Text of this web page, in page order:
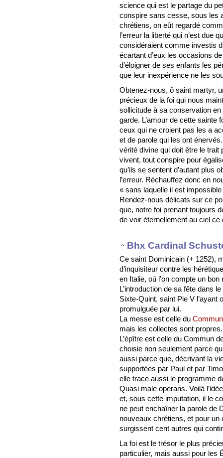
science qui est le partage du
conspire sans cesse, sous les
chrétiens, on eût regardé
l’erreur la liberté qui n’est due
considéraient comme investis
écartant d’eux les occasions
d’éloigner de ses enfants les
que leur inexpérience ne les
Obtenez-nous, ô saint martyr,
précieux de la foi qui nous
sollicitude à sa conservation
garde. L’amour de cette sainte
ceux qui ne croient pas les a
et de parole qui les ont
vérité divine qui doit être le
vivent, tout conspire pour
qu’ils se sentent d’autant plus
l’erreur. Réchauffez donc en
« sans laquelle il est impossible
Rendez-nous délicats sur ce
que, notre foi prenant toujours
de voir éternellement au ciel
Bhx Cardinal
Ce saint Dominicain (+ 1252),
d’inquisiteur contre les
en Italie, où l’on compte un
L’introduction de sa fête dans
Sixte-Quint, saint Pie V l’ayant
promulguée par lui.
La messe est celle du
mais les collectes sont propres.
L’épître est celle du Commun
choisie non seulement parce
aussi parce que, décrivant la
supportées par Paul et par
elle trace aussi le programme
Quasi male operans. Voilà
et, sous cette imputation, il le
ne peut enchaîner la parole de
nouveaux chrétiens, et pour
surgissent cent autres qui
La foi est le trésor le plus
particulier, mais aussi pour les